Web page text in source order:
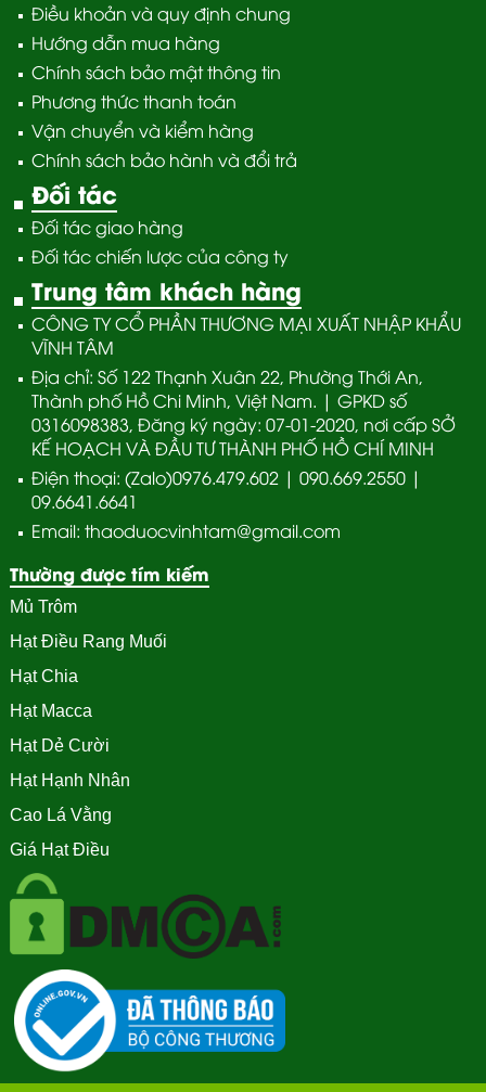
Điều khoản và quy định chung
Hướng dẫn mua hàng
Chính sách bảo mật thông tin
Phương thức thanh toán
Vận chuyển và kiểm hàng
Chính sách bảo hành và đổi trả
Đối tác
Đối tác giao hàng
Đối tác chiến lược của công ty
Trung tâm khách hàng
CÔNG TY CỔ PHẦN THƯƠNG MẠI XUẤT NHẬP KHẨU
VĨNH TÂM
Địa chỉ: Số 122 Thạnh Xuân 22, Phường Thới An,
Thành phố Hồ Chi Minh, Việt Nam. | GPKD số
0316098383, Đăng ký ngày: 07-01-2020, nơi cấp SỞ
KẾ HOẠCH VÀ ĐẦU TƯ THÀNH PHỐ HỒ CHÍ MINH
Điện thoại: (Zalo)0976.479.602 | 090.669.2550 |
09.6641.6641
Email: thaoduocvinhtam@gmail.com
Thường được tím kiếm
Mủ Trôm
Hạt Điều Rang Muối
Hạt Chia
Hạt Macca
Hạt Dẻ Cười
Hạt Hạnh Nhân
Cao Lá Vằng
Giá Hạt Điều